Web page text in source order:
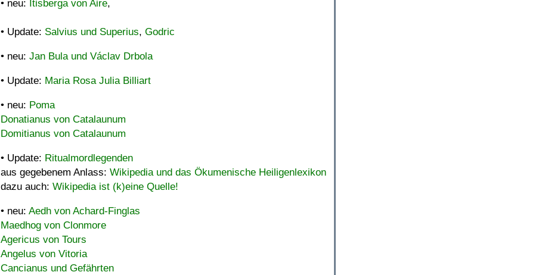
• neu: Itisberga von Aire,
• Update: Salvius und Superius, Godric
• neu: Jan Bula und Václav Drbola
• Update: Maria Rosa Julia Billiart
• neu: Poma
Donatianus von Catalaunum
Domitianus von Catalaunum
• Update: Ritualmordlegenden
aus gegebenem Anlass: Wikipedia und das Ökumenische Heiligenlexikon
dazu auch: Wikipedia ist (k)eine Quelle!
• neu: Aedh von Achard-Finglas
Maedhog von Clonmore
Agericus von Tours
Angelus von Vitoria
Cancianus und Gefährten